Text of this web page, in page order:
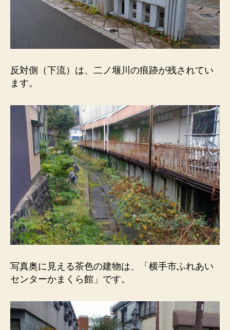
反対側（下流）は、二ノ堰川の痕跡が残されてい
ます。
写真奥に見える茶色の建物は、「横手市ふれあい
センターかまくら館」です。